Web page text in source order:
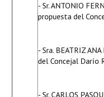
- Sr. ANTONIO
propuesta del
- Sra. BEATRIZ
del Concejal Darío
- Sr. CARLOS